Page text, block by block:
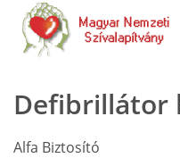
Defibrillátor
Alfa Biztosító